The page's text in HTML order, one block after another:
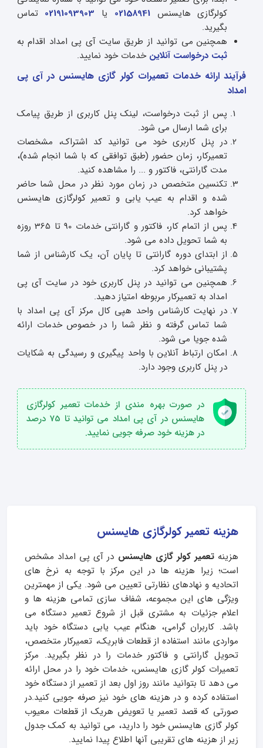
کولرگازی هایسنس 02158941 یا 02191093903 تماس
بگیرید.
همچنین می توانید از طریق سایت آی پی امداد اقدام به
ثبت درخواست آنلاین خدمات خود نمایید.
فرآیند ارائه خدمات تعمیرات کولر گازی هایسنس در آی پی
امداد
پس از ثبت درخواست، لینک پنل کاربری از طریق پیامک
برای شما ارسال می شود.
در پنل کاربری خود می توانید کد اشتراک، مشخصات
تعمیرکار، زمان حضور (طبق توافقی که با شما انجام شده)،
مدت گارانتی، فاکتور و ... را مشاهده کنید.
تکنسین متخصص در زمان مورد نظر در محل شما حاضر
شده و اقدام به عیب یابی و تعمیر کولرگازی هایسنس
خواهد کرد.
پس از اتمام کار، فاکتور و گارانتی خدمات 90 تا 365 روزه
به شما تحویل داده می شود.
از ابتدای دوره گارانتی تا پایان آن، یک کارشناس از شما
پشتیبانی خواهد کرد.
همچنین می توانید در پنل کاربری خود در سایت آی پی
امداد به تعمیرکار مربوطه امتیاز دهید.
در نهایت کارشناس واحد هپی کال مرکز آی پی امداد با
شما تماس گرفته و نظر شما را در خصوص خدمات ارائه
شده جویا می شود.
امکان ارتباط آنلاین با واحد پیگیری و رسیدگی به شکایات
در پنل کاربری وجود دارد.
در صورت بهره مندی از خدمات تعمیر کولرگازی
هایسنس در آی پی امداد می توانید تا 75 درصد
در هزینه خود صرفه جویی نمایید.
هزینه تعمیر کولرگازی هایسنس
هزینه تعمیر کولر گازی هایسنس در آی پی امداد مشخص
است؛ زیرا هزینه ها در این مرکز با توجه به نرخ های
اتحادیه و نهادهای نظارتی تعیین می شود. یکی از مهمترین
ویژگی های این مجموعه، شفاف سازی تمامی هزینه ها و
اعلام جزئیات به مشتری قبل از شروع تعمیر دستگاه می
باشد. کاربران گرامی، هنگام عیب یابی دستگاه خود باید
مواردی مانند استفاده از قطعات فابریک، تعمیرکار متخصص،
تحویل گارانتی و فاکتور خدمات را در نظر بگیرید. مرکز
تعمیرات کولر گازی هایسنس، خدمات خود را در محل ارائه
می دهد تا بتوانید مانند روز اول بعد از تعمیر از دستگاه خود
استفاده کرده و در هزینه های خود نیز صرفه جویی کنید.در
صورتی که قصد تعمیر یا تعویض هریک از قطعات معیوب
کولر گازی هایسنس خود را دارید، می توانید به کمک جدول
زیر از هزینه های تقریبی آنها اطلاع پیدا نمایید.